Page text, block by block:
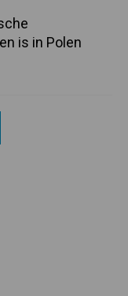
is in Polen